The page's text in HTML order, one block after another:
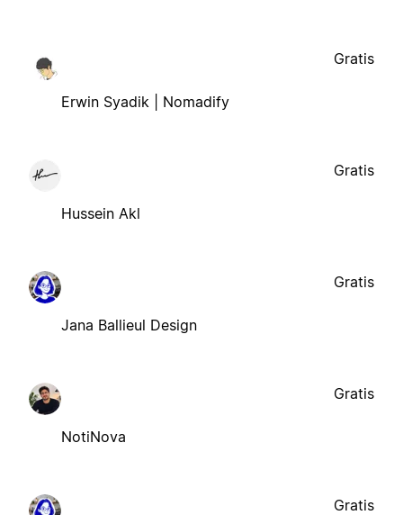
Erwin Syadik | Nomadify
Gratis
Hussein Akl
Gratis
Jana Ballieul Design
Gratis
NotiNova
Gratis
Gratis